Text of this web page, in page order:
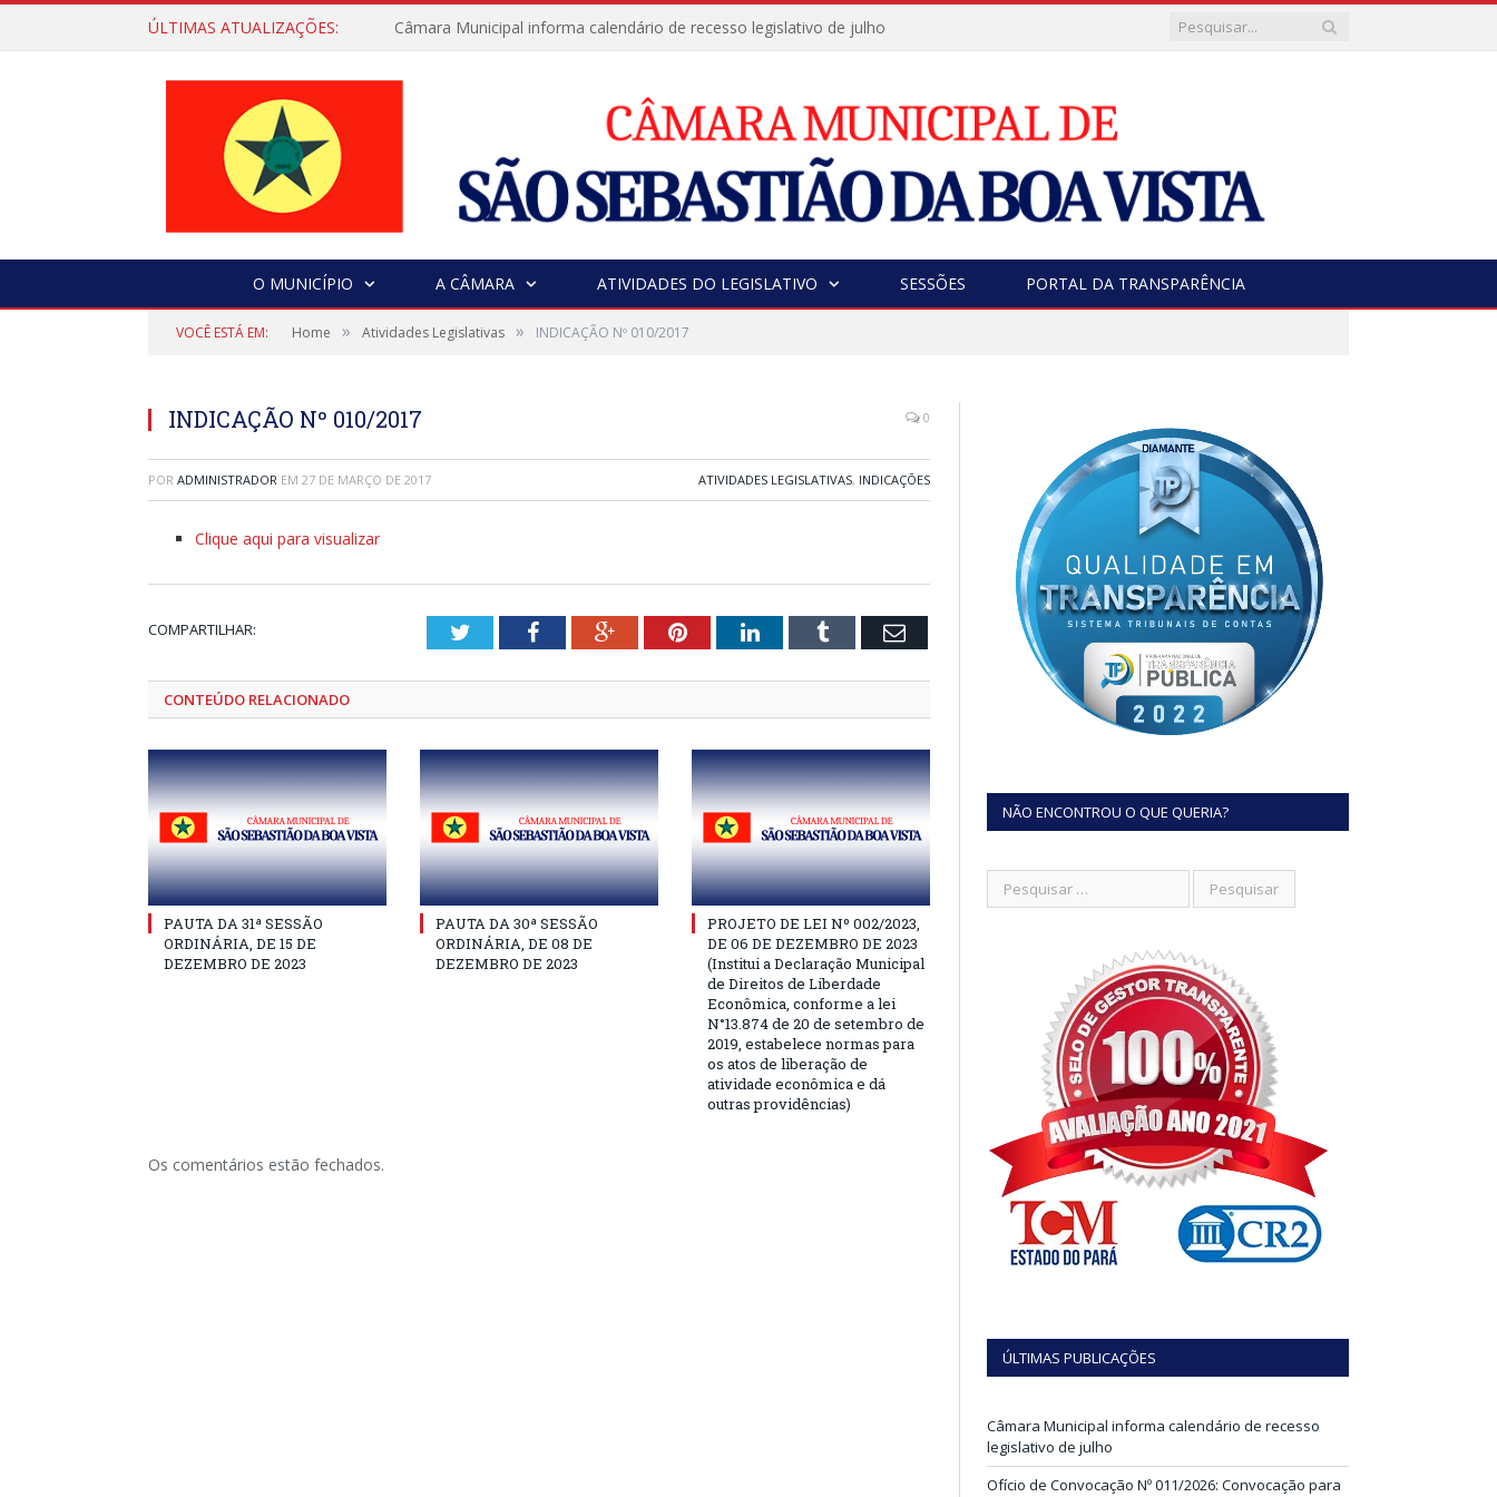
ÚLTIMAS ATUALIZAÇÕES: Câmara Municipal informa calendário de recesso legislativo de julho
O MUNICÍPIO A CÂMARA ATIVIDADES DO LEGISLATIVO SESSÕES PORTAL DA TRANSPARÊNCIA
VOCÊ ESTÁ EM: Home » Atividades Legislativas » INDICAÇÃO Nº 010/2017
INDICAÇÃO Nº 010/2017 0
POR ADMINISTRADOR EM 27 DE MARÇO DE 2017 ATIVIDADES LEGISLATIVAS, INDICAÇÕES
Clique aqui para visualizar
COMPARTILHAR: TwitterFacebookGoogle+PinterestLinkedInTumblr Email
CONTEÚDO RELACIONADO
PAUTA DA 31ª SESSÃO
ORDINÁRIA, DE 15 DE
DEZEMBRO DE 2023
PAUTA DA 30ª SESSÃO
ORDINÁRIA, DE 08 DE
DEZEMBRO DE 2023
PROJETO DE LEI Nº 002/2023,
DE 06 DE DEZEMBRO DE 2023
(Institui a Declaração Municipal
de Direitos de Liberdade
Econômica, conforme a lei
N°13.874 de 20 de setembro de
2019, estabelece normas para
os atos de liberação de
atividade econômica e dá
outras providências)
Os comentários estão fechados.
NÃO ENCONTROU O QUE QUERIA?
ÚLTIMAS PUBLICAÇÕES
Câmara Municipal informa calendário de recesso
legislativo de julho
Ofício de Convocação Nº 011/2026: Convocação para